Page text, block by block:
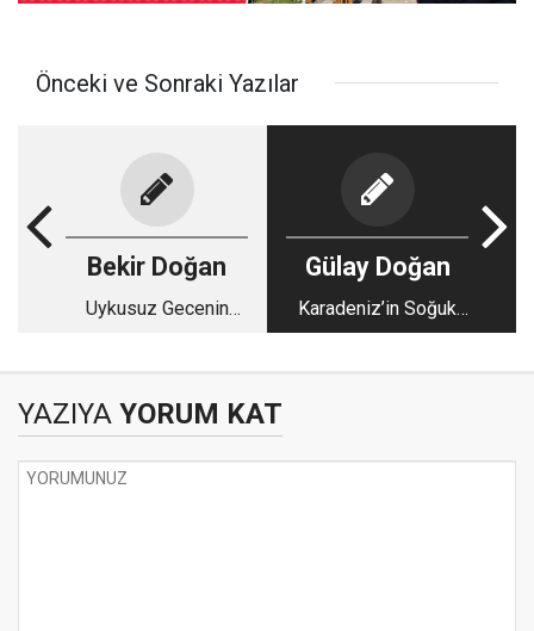
Önceki ve Sonraki Yazılar
Bekir Doğan
Uykusuz Gecenin
Gülay Doğan
Karadeniz’in Soğuk
Sularında Kalan
YAZIYA YORUM KAT